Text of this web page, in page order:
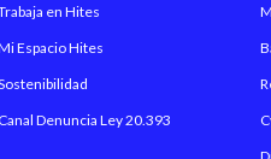
en Hites
Espacio Hites
Canal Denuncia Ley 20.393